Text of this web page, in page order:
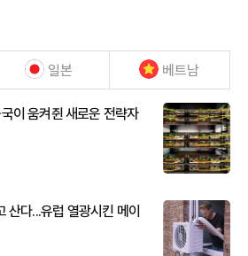
일본 베트남
이 움켜쥔 새로운 전략자
산다...유럽 열광시킨 메이